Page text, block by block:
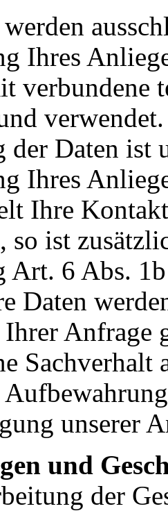
Ihres
verbundene
der Daten ist
Ihres
Ihre
so ist
Art. 6 Abs.
Daten
Anfrage
Sachverhalt
unserer
und
der